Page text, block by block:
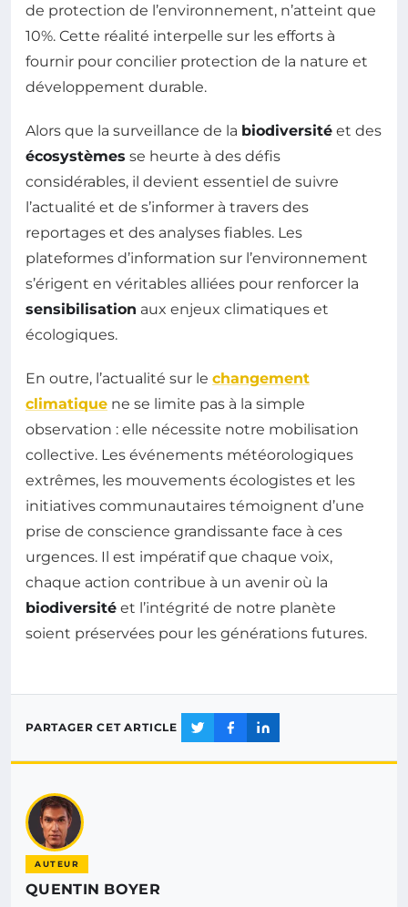
de protection de l’environnement, n’atteint que
10%. Cette réalité interpelle sur les efforts à
fournir pour concilier protection de la nature et
développement durable.
Alors que la surveillance de la biodiversité et des
écosystèmes se heurte à des défis
considérables, il devient essentiel de suivre
l’actualité et de s’informer à travers des
reportages et des analyses fiables. Les
plateformes d’information sur l’environnement
s’érigent en véritables alliées pour renforcer la
sensibilisation aux enjeux climatiques et
écologiques.
En outre, l’actualité sur le changement
climatique ne se limite pas à la simple
observation : elle nécessite notre mobilisation
collective. Les événements météorologiques
extrêmes, les mouvements écologistes et les
initiatives communautaires témoignent d’une
prise de conscience grandissante face à ces
urgences. Il est impératif que chaque voix,
chaque action contribue à un avenir où la
biodiversité et l’intégrité de notre planète
soient préservées pour les générations futures.
PARTAGER CET ARTICLE
AUTEUR
QUENTIN BOYER